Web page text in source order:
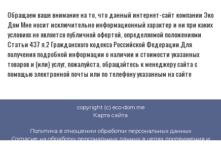
Обращаем ваше внимание на то, что данный интернет-сайт компании Эко
Дом Мне носит исключительно информационный характер и ни при каких
условиях не является публичной офертой, определяемой положениями
Статьи 437 п.2 Гражданского кодекса Российской Федерации.Для
получения подробной информации о наличии и стоимости указанных
товаров и (или) услуг, пожалуйста, обращайтесь к менеджеру сайта с
помощью электронной почты или по телефону указанным на сайте
copyright (c) eco-dom.me
Карта сайта
Политика в отношении обработки персональных данных
Согласие на обработку персональных данных в целях продвижения и